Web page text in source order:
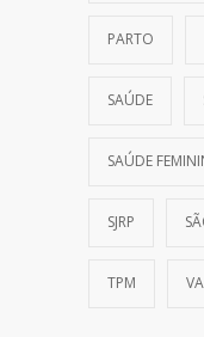
PARTO
SAÚDE
SAÚDE
SJRP
TPM